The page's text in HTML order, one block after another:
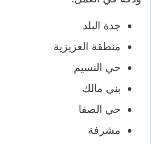
جدة البلد
منطقة العزيزية
حي النسيم
بني مالك
حي الصفا
مشرفة